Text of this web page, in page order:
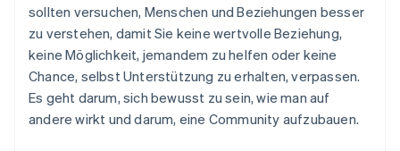
sollten versuchen, Menschen und Beziehungen besser
zu verstehen, damit Sie keine wertvolle Beziehung,
keine Möglichkeit, jemandem zu helfen oder keine
Chance, selbst Unterstützung zu erhalten, verpassen.
Es geht darum, sich bewusst zu sein, wie man auf
andere wirkt und darum, eine Community aufzubauen.